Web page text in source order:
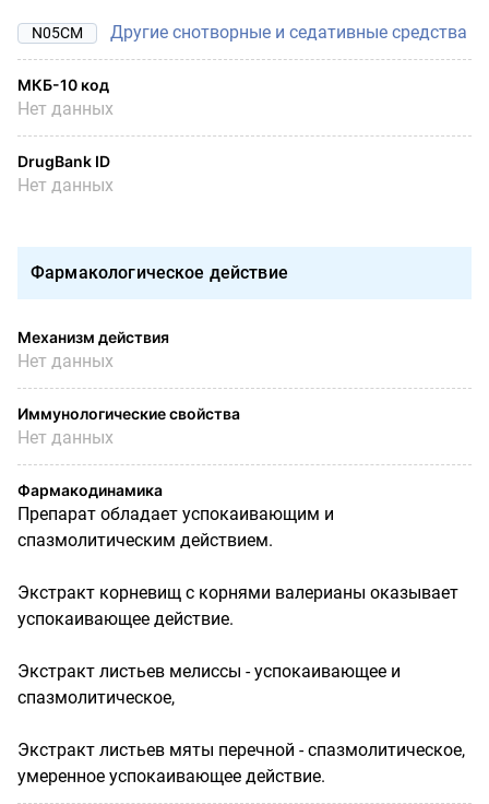
N05CM Другие снотворные и седативные средства
МКБ-10 код
Нет данных
DrugBank ID
Нет данных
Фармакологическое действие
Механизм действия
Нет данных
Иммунологические свойства
Нет данных
Фармакодинамика
Препарат обладает успокаивающим и
спазмолитическим действием.
Экстракт корневищ с корнями валерианы оказывает
успокаивающее действие.
Экстракт листьев мелиссы - успокаивающее и
спазмолитическое,
Экстракт листьев мяты перечной - спазмолитическое,
умеренное успокаивающее действие.